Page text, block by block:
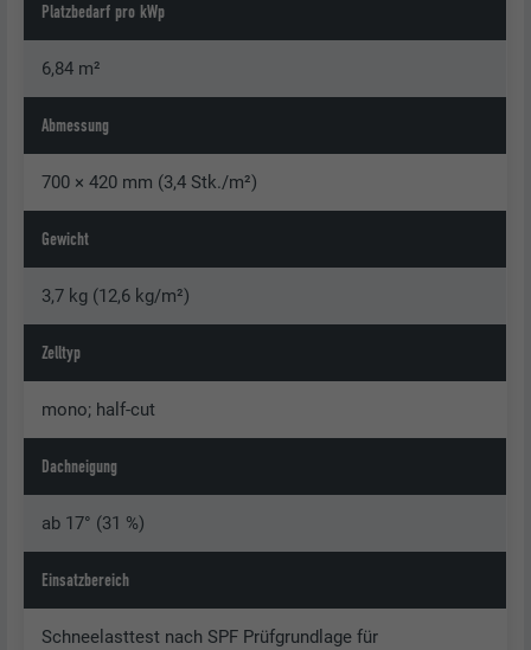
Platzbedarf pro kWp
6,84 m²
Abmessung
700 × 420 mm (3,4 Stk./m²)
Gewicht
3,7 kg (12,6 kg/m²)
Zelltyp
mono; half-cut
Dachneigung
ab 17° (31 %)
Einsatzbereich
Schneelasttest nach SPF Prüfgrundlage für